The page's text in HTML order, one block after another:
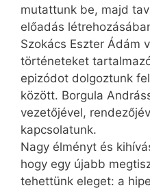
mutattunk be, majd
előadás
Szokács Eszter Ádám
történeteket
epizódot dolgoztunk
között. Borgula
vezetőjével,
kapcsolatunk.
Nagy élményt és
hogy egy újabb
tehettünk eleget: a